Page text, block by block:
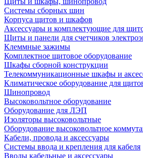
Системы сборных шин
Корпуса щитов и шкафов
Аксессуары и комплектующие для
Щиты и панели для счетчиков
Клеммные зажимы
Комплектное щитовое оборудование
Шкафы сборной конструкции
Телекоммуникационные шкафы и
Климатическое оборудование для
Шинопровод
Высоковольтное оборудование
Оборудование для ЛЭП
Изоляторы высоковольтные
Оборудование высоковольтное
Кабели, провода и аксессуары
Системы ввода и крепления для кабеля
Вводы кабельные и аксессуары